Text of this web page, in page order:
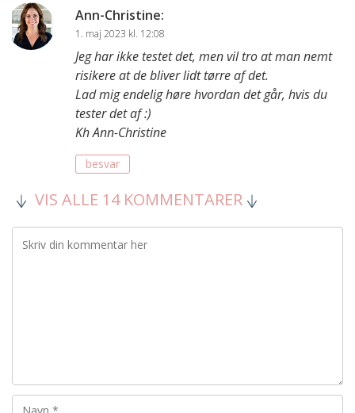
Ann-Christine:
1. maj 2023 kl. 12:08
Jeg har ikke testet det, men vil tro at man nemt
risikere at de bliver lidt tørre af det.
Lad mig endelig høre hvordan det går, hvis du
tester det af :)
Kh Ann-Christine
besvar
VIS ALLE 14 KOMMENTARER